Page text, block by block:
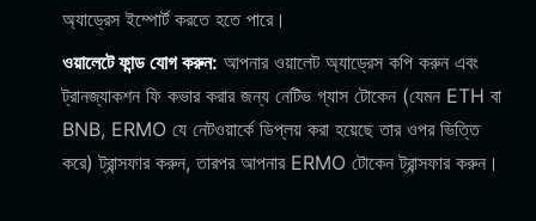
অ্যাড্রেস ইম্পোর্ট করতে হতে পারে।
ওয়ালেটে ফান্ড যোগ করুন: আপনার ওয়ালেট অ্যাড্রেস কপি করুন এবং
ট্রানজ্যাকশন ফি কভার করার জন্য নেটিভ গ্যাস টোকেন (যেমন ETH বা
BNB, ERMO যে নেটওয়ার্কে ডিপ্লয় করা হয়েছে তার ওপর ভিত্তি
করে) ট্রান্সফার করুন, তারপর আপনার ERMO টোকেন ট্রান্সফার করুন।